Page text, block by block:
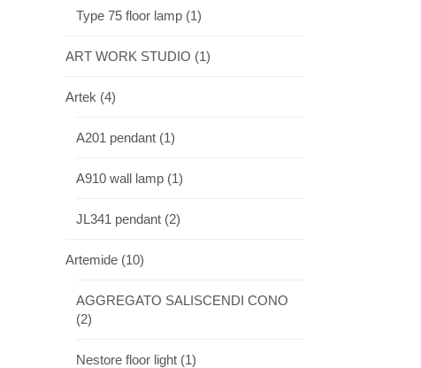
Type 75 floor lamp (1)
ART WORK STUDIO (1)
Artek (4)
A201 pendant (1)
A910 wall lamp (1)
JL341 pendant (2)
Artemide (10)
AGGREGATO SALISCENDI CONO
(2)
Nestore floor light (1)